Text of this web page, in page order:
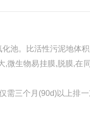
池。比活性污泥地体
,微生物易挂膜,脱膜,在
三个月(90d)以上排一